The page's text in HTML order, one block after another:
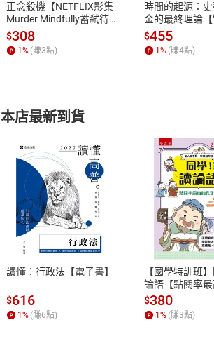
付款方式
ATM轉帳、信用卡、LINE PAY、AFTEE
正念殺機【NETFLIX影集
Murder Mindfully蓄弒待
發】【電子書】
$308
1% (賺3點)
時間的起源：
金的最終理論【
$455
1% (賺4點)
本店最新到貨
讀懂：行政法【電子書】
$616
1 % (賺6點)
【國學特訓班
論語【點閱率最
篇】逗趣的文配
講解，學習聖人
霸弟子的高情商
$380
1 % (賺3點)